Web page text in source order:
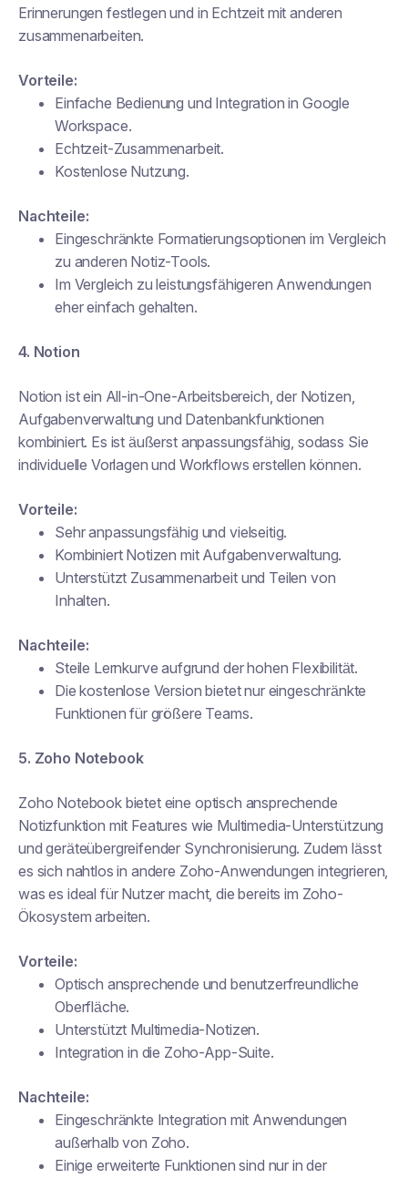
Erinnerungen festlegen und in Echtzeit mit anderen
zusammenarbeiten.
Vorteile:
Einfache Bedienung und Integration in Google
Workspace.
Echtzeit-Zusammenarbeit.
Kostenlose Nutzung.
Nachteile:
Eingeschränkte Formatierungsoptionen im Vergleich
zu anderen Notiz-Tools.
Im Vergleich zu leistungsfähigeren Anwendungen
eher einfach gehalten.
4. Notion
Notion ist ein All-in-One-Arbeitsbereich, der Notizen,
Aufgabenverwaltung und Datenbankfunktionen
kombiniert. Es ist äußerst anpassungsfähig, sodass Sie
individuelle Vorlagen und Workflows erstellen können.
Vorteile:
Sehr anpassungsfähig und vielseitig.
Kombiniert Notizen mit Aufgabenverwaltung.
Unterstützt Zusammenarbeit und Teilen von
Inhalten.
Nachteile:
Steile Lernkurve aufgrund der hohen Flexibilität.
Die kostenlose Version bietet nur eingeschränkte
Funktionen für größere Teams.
5. Zoho Notebook
Zoho Notebook bietet eine optisch ansprechende
Notizfunktion mit Features wie Multimedia-Unterstützung
und geräteübergreifender Synchronisierung. Zudem lässt
es sich nahtlos in andere Zoho-Anwendungen integrieren,
was es ideal für Nutzer macht, die bereits im Zoho-
Ökosystem arbeiten.
Vorteile:
Optisch ansprechende und benutzerfreundliche
Oberfläche.
Unterstützt Multimedia-Notizen.
Integration in die Zoho-App-Suite.
Nachteile:
Eingeschränkte Integration mit Anwendungen
außerhalb von Zoho.
Einige erweiterte Funktionen sind nur in der